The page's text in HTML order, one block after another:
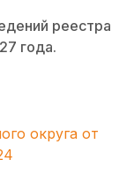
реестра
года.
округа от